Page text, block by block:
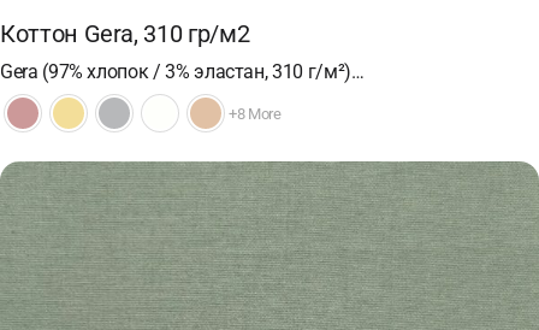
Коттон Gera, 310 гр/м2
Gera (97% хлопок / 3% эластан, 310 г/м²)…
+8 More